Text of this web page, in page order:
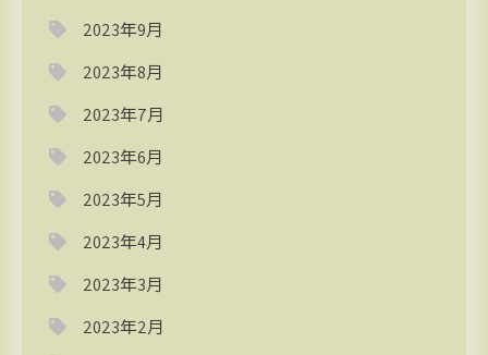
2023年9月
2023年8月
2023年7月
2023年6月
2023年5月
2023年4月
2023年3月
2023年2月